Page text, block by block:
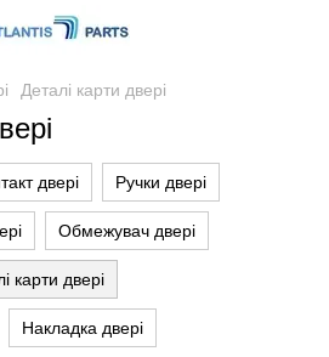
Деталі карти двері
двері Ручки двері
Обмежувач двері
карти двері
Накладка двері